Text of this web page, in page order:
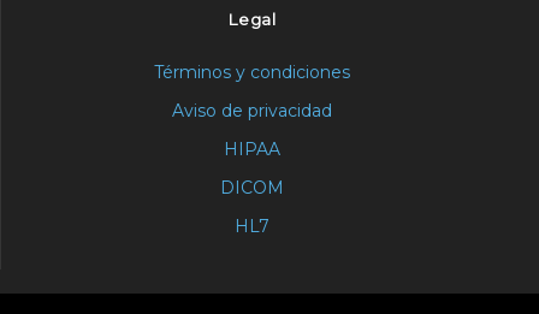
Legal
Términos y condiciones
Aviso de privacidad
HIPAA
DICOM
HL7